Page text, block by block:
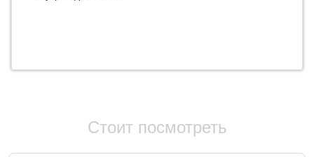
Стоит посмотреть